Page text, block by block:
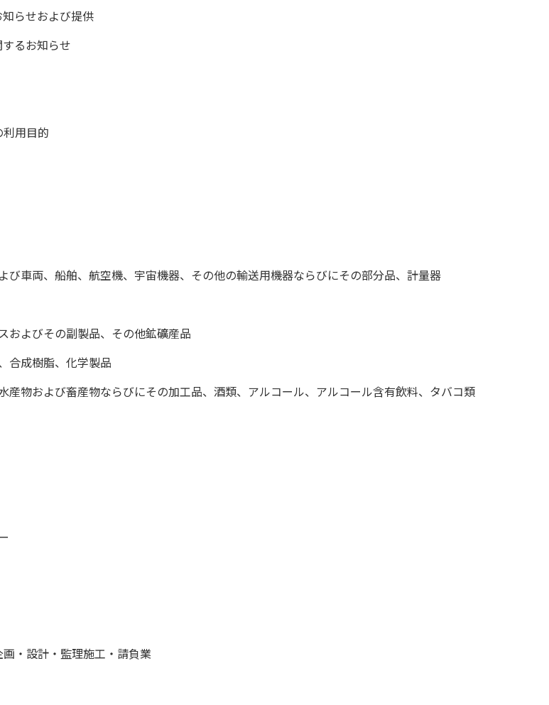
らせおよび提供
るお知らせ
用目的
車両、船舶、航空機、宇宙機器、その他の輸送用機器ならびにその部分品、計量器
およびその副製品、その他鉱礦産品
合成樹脂、化学製品
物および畜産物ならびにその加工品、酒類、アルコール、アルコール含有飲料、タバコ類
・設計・監理施工・請負業